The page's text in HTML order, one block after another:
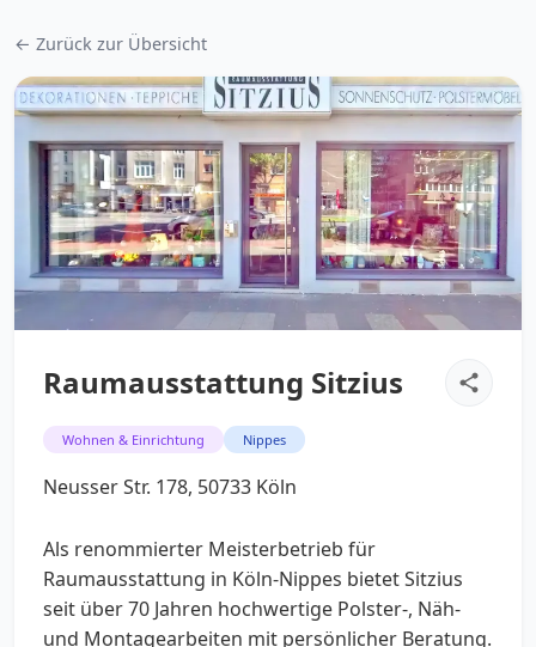
← Zurück zur Übersicht
Raumausstattung Sitzius
Wohnen & Einrichtung Nippes
Neusser Str. 178, 50733 Köln
Als renommierter Meisterbetrieb für
Raumausstattung in Köln-Nippes bietet Sitzius
seit über 70 Jahren hochwertige Polster-, Näh-
und Montagearbeiten mit persönlicher Beratung.